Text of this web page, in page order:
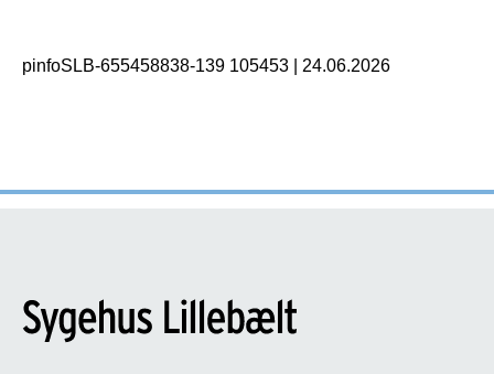
pinfoSLB-655458838-139 105453 24.06.2026